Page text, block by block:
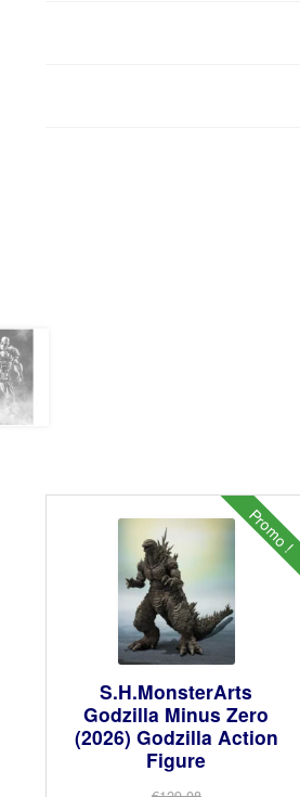
Promo !
S.H.MonsterArts
Godzilla Minus Zero
(2026) Godzilla Action
Figure